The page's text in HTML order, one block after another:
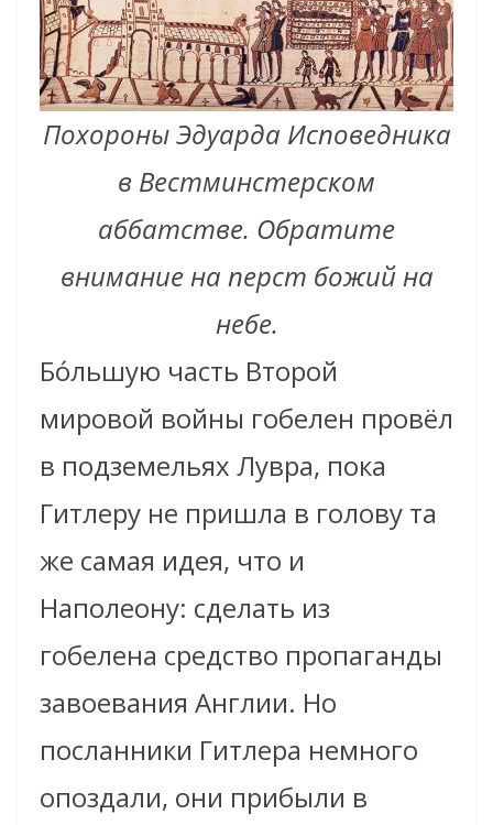
Похороны Эдуарда Исповедника
в Вестминстерском
аббатстве. Обратите
внимание на перст божий на
небе.
Бо́льшую часть Второй
мировой войны гобелен провёл
в подземельях Лувра, пока
Гитлеру не пришла в голову та
же самая идея, что и
Наполеону: сделать из
гобелена средство пропаганды
завоевания Англии. Но
посланники Гитлера немного
опоздали, они прибыли в